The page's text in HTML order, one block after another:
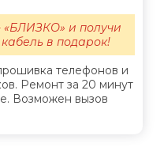
телефонов и
Ремонт за 20 минут
Возможен вызов
«БЛИЗКО» и получи
в подарок!